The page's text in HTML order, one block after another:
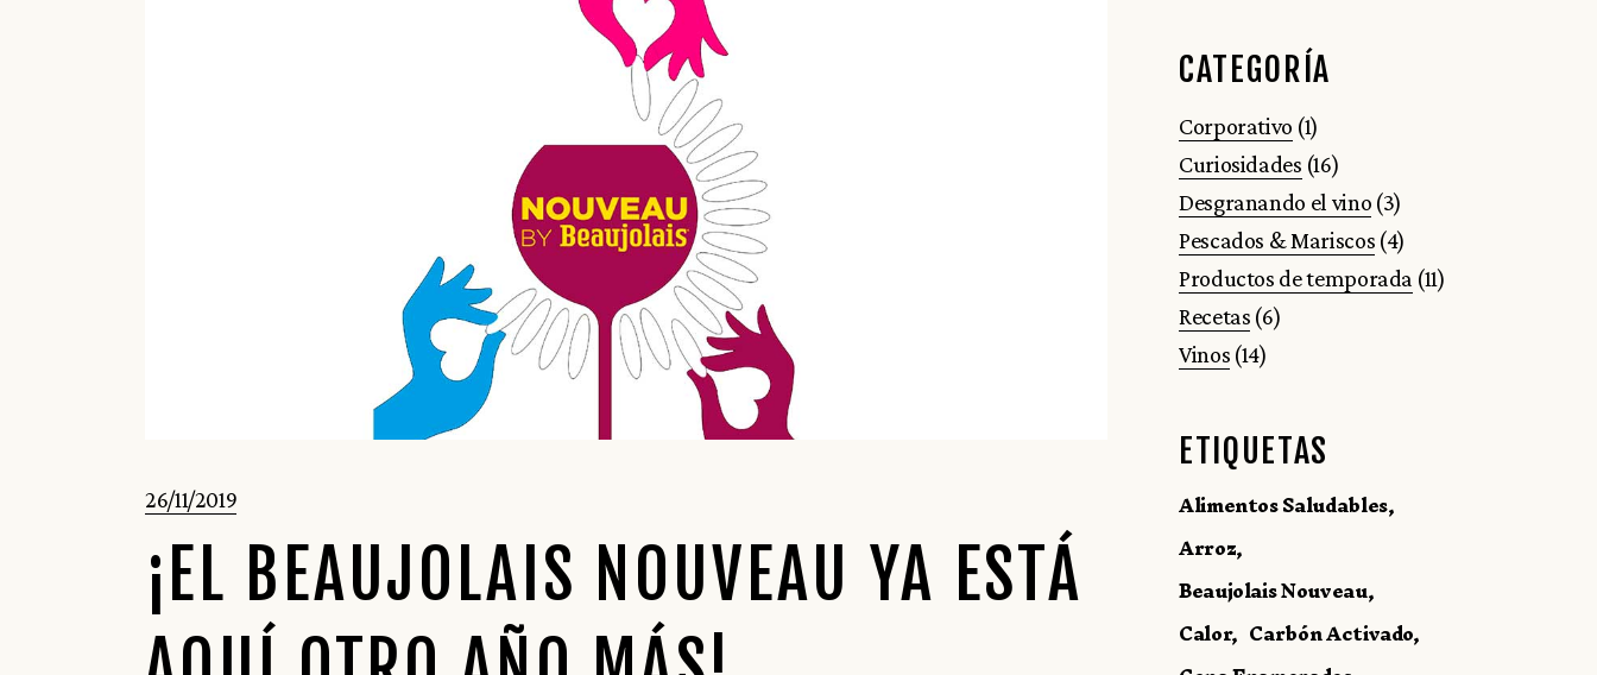
26/11/2019
¡EL BEAUJOLAIS NOUVEAU YA ESTÁ
CATEGORÍA
Corporativo (1)
Curiosidades (16)
Desgranando el vino (3)
Pescados & Mariscos (4)
Productos de temporada (11)
Recetas (6)
Vinos (14)
ETIQUETAS
Alimentos Saludables
Arroz
Beaujolais Nouveau
Calor Carbón Activado